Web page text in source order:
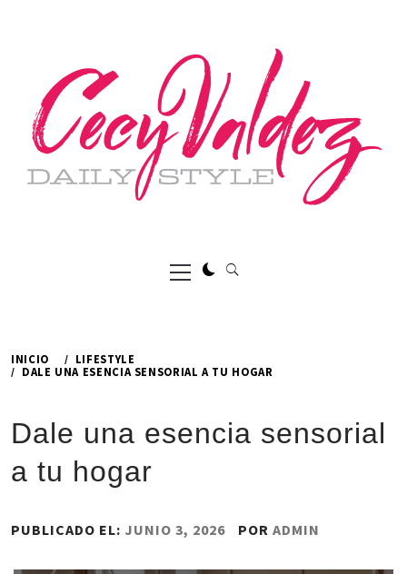
Menú
principal
INICIO
LIFESTYLE
DALE UNA ESENCIA SENSORIAL A TU HOGAR
Dale una esencia sensorial
a tu hogar
PUBLICADO EL: JUNIO 3, 2026 POR ADMIN